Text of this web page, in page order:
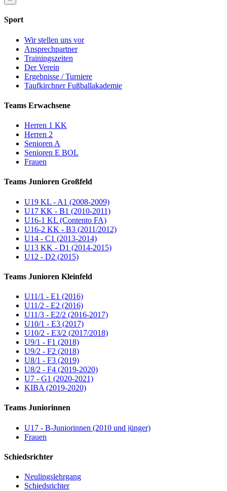
Sport
Wir stellen uns vor
Ansprechpartner
Trainingszeiten
Der Verein
Ergebnisse / Turniere
Taufkirchner Fußballakademie
Teams Erwachsene
Herren 1 KK
Herren 2
Senioren A
Senioren E BOL
Frauen
Teams Junioren Großfeld
U19 KL - A1 (2008-2009)
U17 KK - B1 (2010-2011)
U16-1 KL (Contento FA)
U16-2 KK - B3 (2011/2012)
U14 - C1 (2013-2014)
U13 KK - D1 (2014-2015)
U12 - D2 (2015)
Teams Junioren Kleinfeld
U11/1 - E1 (2016)
U11/2 - E2 (2016)
U11/3 - E2/2 (2016-2017)
U10/1 - E3 (2017)
U10/2 - E3/2 (2017/2018)
U9/1 - F1 (2018)
U9/2 - F2 (2018)
U8/1 - F3 (2019)
U8/2 - F4 (2019-2020)
U7 - G1 (2020-2021)
KIBA (2019-2020)
Teams Juniorinnen
U17 - B-Juniorinnen (2010 und jünger)
Frauen
Schiedsrichter
Neulingslehrgang
Schiedsrichter